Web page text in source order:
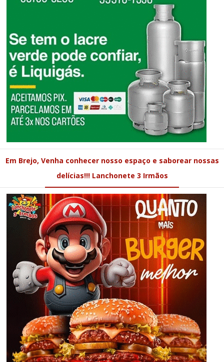
Em Brejo, Venha conhecer nosso espaço e saborear nossas
delícias!!! Lanchonete 3 Irmãos